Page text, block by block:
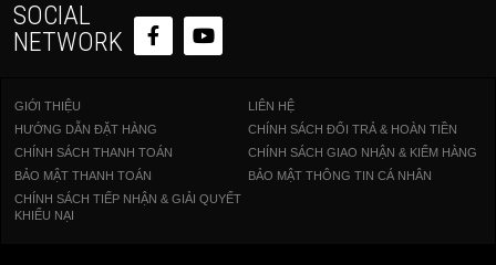
SOCIAL
NETWORK
GIỚI THIỆU
LIÊN HỆ
HƯỚNG DẪN ĐẶT HÀNG
CHÍNH SÁCH ĐỔI TRẢ & HOÀN TIỀN
CHÍNH SÁCH THANH TOÁN
CHÍNH SÁCH GIAO NHẬN & KIỂM HÀNG
BẢO MẬT THANH TOÁN
BẢO MẬT THÔNG TIN CÁ NHÂN
CHÍNH SÁCH TIẾP NHẬN & GIẢI QUYẾT
KHIẾU NẠI